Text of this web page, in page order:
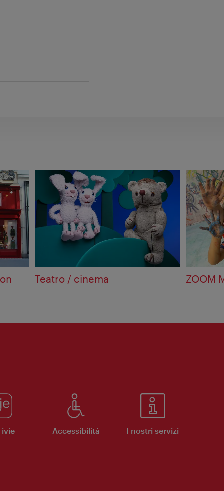
Teatro / cinema ZOOM
ivie Accessibilità I nostri servizi